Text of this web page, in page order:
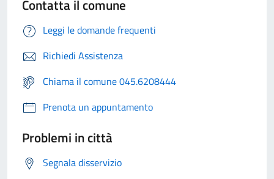
Contatta il comune
Leggi le domande frequenti
Richiedi Assistenza
Chiama il comune 045.6208444
Prenota un appuntamento
Problemi in città
Segnala disservizio